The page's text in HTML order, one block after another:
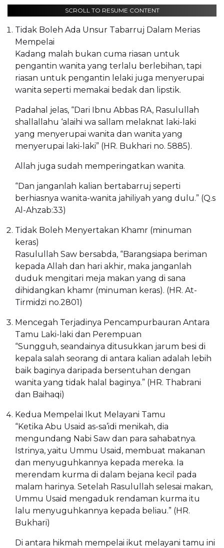
SCROLL TO RESUME CONTENT
Tidak Boleh Ada Unsur Tabarruj Dalam Merias
Mempelai
Kadang malah bukan cuma riasan untuk
pengantin wanita yang terlalu berlebihan, tapi
riasan untuk pengantin lelaki juga menyerupai
wanita seperti memakai bedak dan lipstik.
Padahal jelas, “Dari Ibnu Abbas RA, Rasulullah
shallallahu ‘alaihi wa sallam melaknat laki-laki
yang menyerupai wanita dan wanita yang
menyerupai laki-laki” (HR. Bukhari no. 5885).
Allah juga sudah memperingatkan wanita.
“Dan janganlah kalian bertabarruj seperti
berhiasnya wanita-wanita jahiliyah yang dulu.” (Q.s
Al-Ahzab:33)
Tidak Boleh Menyertakan Khamr (minuman
keras)
Rasulullah Saw bersabda, “Barangsiapa beriman
kepada Allah dan hari akhir, maka janganlah
duduk mengitari meja makan yang di sana
dihidangkan khamr (minuman keras). (HR. At-
Tirmidzi no.2801)
Mencegah Terjadinya Pencampurbauran Antara
Tamu Laki-laki dan Perempuan
“Sungguh, seandainya ditusukkan jarum besi di
kepala salah seorang di antara kalian adalah lebih
baik baginya daripada bersentuhan dengan
wanita yang tidak halal baginya.” (HR. Thabrani
dan Baihaqi)
Kedua Mempelai Ikut Melayani Tamu
“Ketika Abu Usaid as-sa’idi menikah, dia
mengundang Nabi Saw dan para sahabatnya.
Istrinya, yaitu Ummu Usaid, membuat makanan
dan menyuguhkannya kepada mereka. Ia
merendam kurma di dalam bejana kecil pada
malam harinya. Setelah Rasulullah selesai makan,
Ummu Usaid mengaduk rendaman kurma itu
lalu menyuguhkannya kepada beliau.” (HR.
Bukhari)
Di antara hikmah mempelai ikut melayani tamu ini